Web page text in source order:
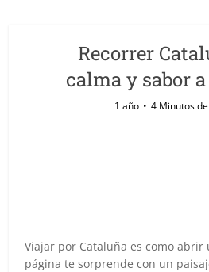
Recorrer
calma y sabor
1 año 4 Minutos
Viajar por Cataluña es como
página te sorprende con un